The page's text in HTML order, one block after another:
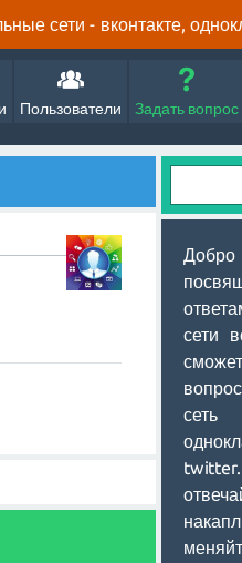
сети - вконтакте,
Пользователи Задать вопрос
Добро
сети